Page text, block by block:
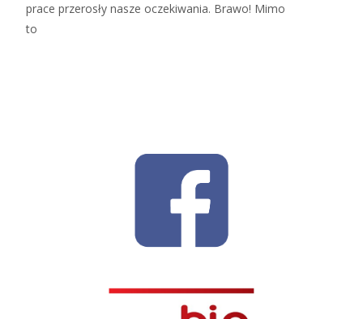
prace przerosły nasze oczekiwania. Brawo! Mimo
to